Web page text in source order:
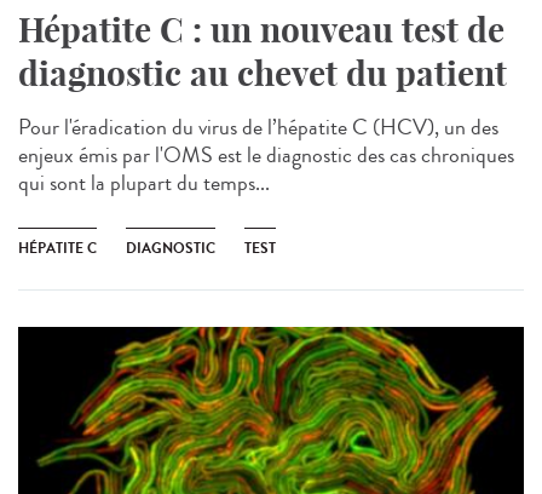
Hépatite C : un nouveau test de
diagnostic au chevet du patient
Pour l'éradication du virus de l’hépatite C (HCV), un des
enjeux émis par l'OMS est le diagnostic des cas chroniques
qui sont la plupart du temps...
HÉPATITE C DIAGNOSTIC TEST